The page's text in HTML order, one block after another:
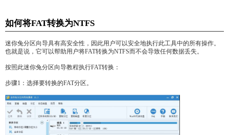
如何将FAT转换为NTFS
迷你兔分区向导具有高安全性，因此用户可以安全地执行此工具中的所有操作。
也就是说，它可以帮助用户将FAT转换为NTFS而不会导致任何数据丢失。
按照此迷你兔分区向导教程执行FAT转换：
步骤1：选择要转换的FAT分区。